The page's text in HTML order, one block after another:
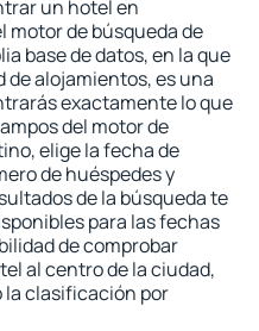
un hotel en
motor de búsqueda de
base de datos, en la que
de alojamientos, es una
exactamente lo que
del motor de
elige la fecha de
de huéspedes y
de la búsqueda te
para las fechas
de comprobar
al centro de la ciudad,
la clasificación por